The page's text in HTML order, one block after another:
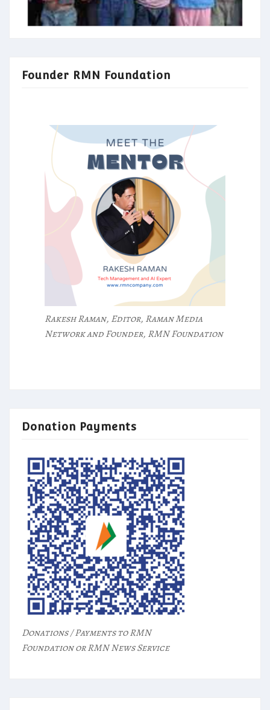
Founder RMN Foundation
Rakesh Raman, Editor, Raman Media
Network and Founder, RMN Foundation
Donation Payments
Donations / Payments to RMN
Foundation or RMN News Service